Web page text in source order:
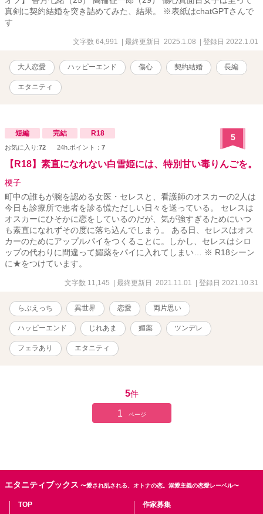
真剣に契約結婚を突き詰めてみた、結果。 ※表紙はchatGPTさんで
す
文字数 64,991 | 最終更新日 2025.1.08 | 登録日 2022.1.01
大人恋愛 ハッピーエンド 傷心 契約結婚 長編
エタニティ
短編 完結 R18
お気に入り:72 24h.ポイント： 7
5
【R18】素直になれない白雪姫には、特別甘い毒りんごを。
梗子
町中の誰もが腕を認める女医・セレスと、看護師のオスカーの2人は
今日も診療所で患者を診る慌ただしい日々を送っている。 セレスは
オスカーにひそかに恋をしているのだが、気が強すぎるためにいつ
も素直になれずその度に落ち込んでしまう。 ある日、セレスはオス
カーのためにアップルパイをつくることに。しかし、セレスはシロ
ップの代わりに間違って媚薬をパイに入れてしまい… ※ R18シーン
に★をつけています。
文字数 11,145 | 最終更新日 2021.11.01 | 登録日 2021.10.31
らぶえっち 異世界 恋愛 両片思い
ハッピーエンド じれあま 媚薬 ツンデレ
フェラあり エタニティ
5件
1 ページ
エタニティブックス 〜愛され乱される、オトナの恋。溺愛主義の恋愛レーベル〜
TOP 作家募集